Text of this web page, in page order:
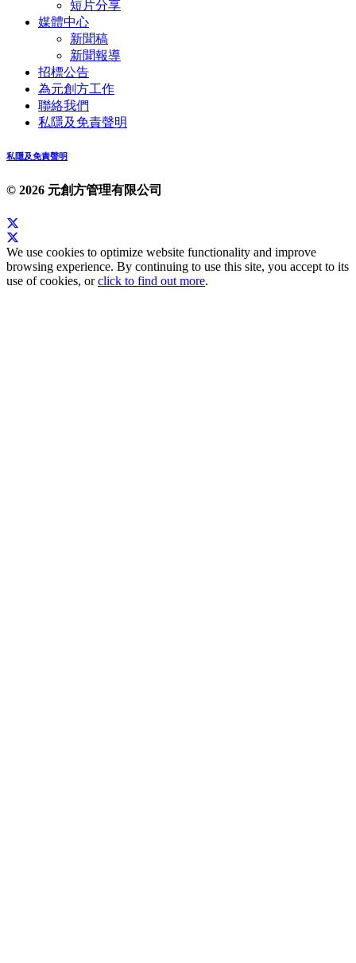
短片分享
媒體中心
新聞稿
新聞報導
招標公告
為元創方工作
聯絡我們
私隱及免責聲明
私隱及免責聲明
© 2026 元創方管理有限公司
We use cookies to optimize website functionality and improve
browsing experience. By continuing to use this site, you accept to its
use of cookies, orclick to find out more.